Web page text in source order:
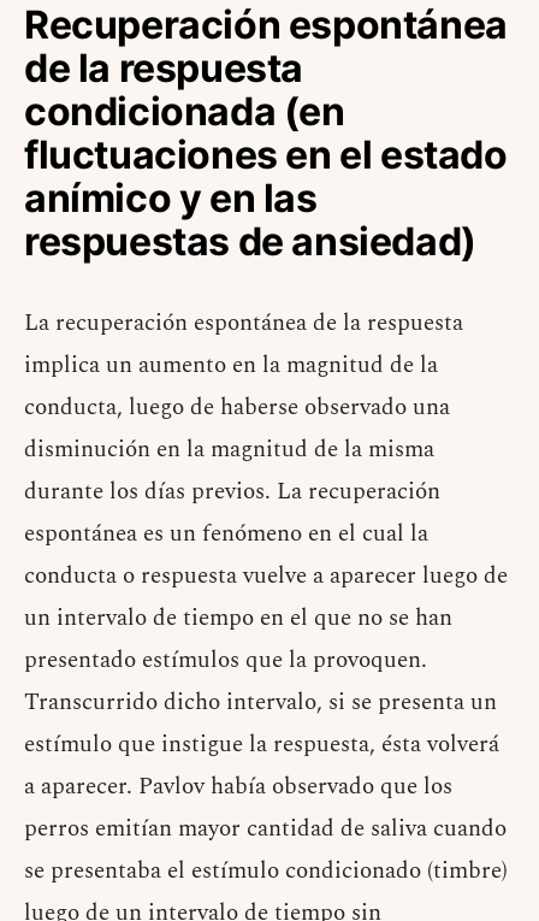
Recuperación espontánea
de la respuesta
condicionada (en
fluctuaciones en el estado
anímico y en las
respuestas de ansiedad)
La recuperación espontánea de la respuesta
implica un aumento en la magnitud de la
conducta, luego de haberse observado una
disminución en la magnitud de la misma
durante los días previos. La recuperación
espontánea es un fenómeno en el cual la
conducta o respuesta vuelve a aparecer luego de
un intervalo de tiempo en el que no se han
presentado estímulos que la provoquen.
Transcurrido dicho intervalo, si se presenta un
estímulo que instigue la respuesta, ésta volverá
a aparecer. Pavlov había observado que los
perros emitían mayor cantidad de saliva cuando
se presentaba el estímulo condicionado (timbre)
luego de un intervalo de tiempo sin